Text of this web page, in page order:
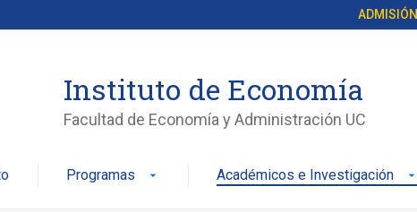
ADMISIÓN
Instituto de Economía
Facultad de Economía y Administración UC
Programas arrow_drop_down Académicos e Investigación arrow_drop_down